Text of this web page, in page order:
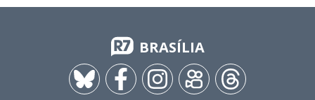
BRASÍLIA